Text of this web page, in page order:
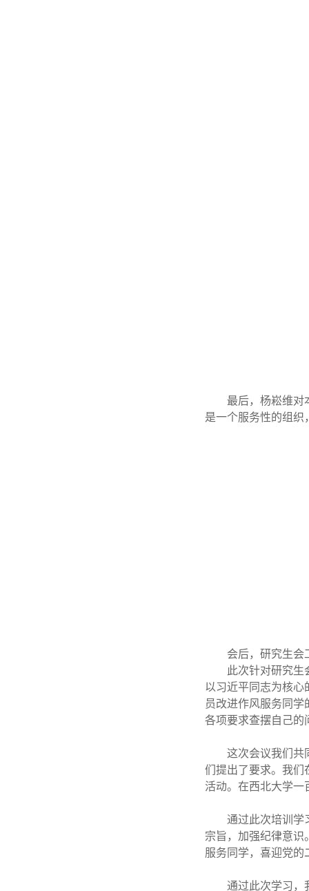
最后，杨崧维对
是一个服务性的组织
会后，研究生会
此次针对研究生
以习近平同志为核心
员改进作风服务同
各项要求查摆自己的
这次会议我们共
们提出了要求。我们
活动。在西北大学一
通过此次培训学
宗旨，加强纪律意识
服务同学，喜迎党的
通过此次学习，